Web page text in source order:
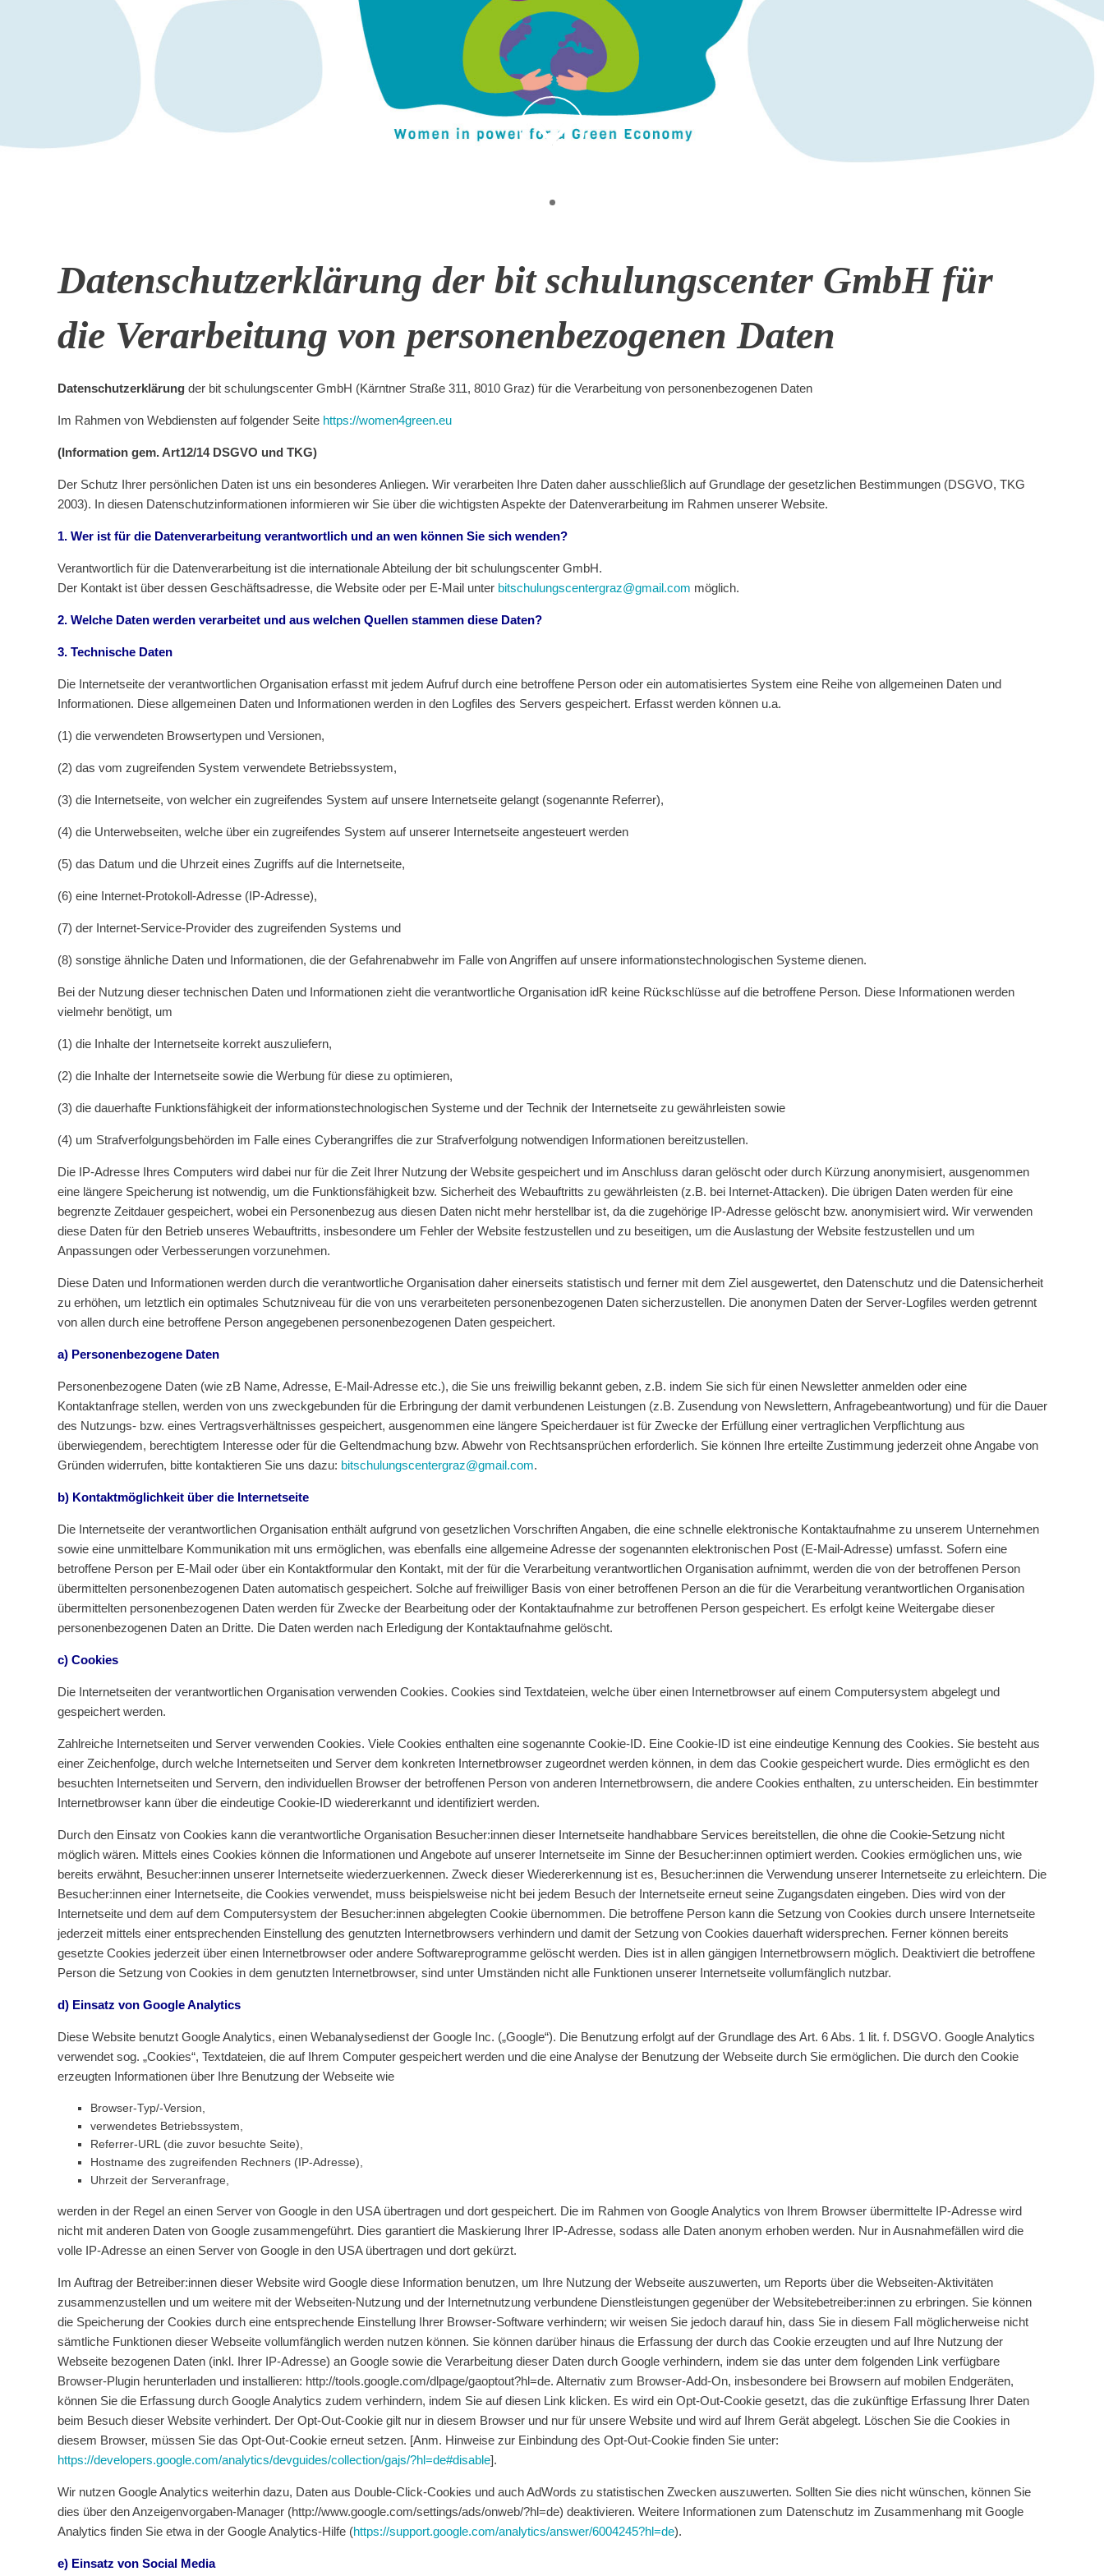
Datenschutzerklärung der bit schulungscenter GmbH für
die Verarbeitung von personenbezogenen Daten
Datenschutzerklärung der bit schulungscenter GmbH (Kärntner Straße 311, 8010 Graz) für die Verarbeitung von personenbezogenen Daten
Im Rahmen von Webdiensten auf folgender Seite https://women4green.eu
(Information gem. Art12/14 DSGVO und TKG)
Der Schutz Ihrer persönlichen Daten ist uns ein besonderes Anliegen. Wir verarbeiten Ihre Daten daher ausschließlich auf Grundlage der gesetzlichen Bestimmungen (DSGVO, TKG
2003). In diesen Datenschutzinformationen informieren wir Sie über die wichtigsten Aspekte der Datenverarbeitung im Rahmen unserer Website.
1. Wer ist für die Datenverarbeitung verantwortlich und an wen können Sie sich wenden?
Verantwortlich für die Datenverarbeitung ist die internationale Abteilung der bit schulungscenter GmbH.
Der Kontakt ist über dessen Geschäftsadresse, die Website oder per E-Mail unter bitschulungscentergraz@gmail.com möglich.
2. Welche Daten werden verarbeitet und aus welchen Quellen stammen diese Daten?
3. Technische Daten
Die Internetseite der verantwortlichen Organisation erfasst mit jedem Aufruf durch eine betroffene Person oder ein automatisiertes System eine Reihe von allgemeinen Daten und
Informationen. Diese allgemeinen Daten und Informationen werden in den Logfiles des Servers gespeichert. Erfasst werden können u.a.
(1) die verwendeten Browsertypen und Versionen,
(2) das vom zugreifenden System verwendete Betriebssystem,
(3) die Internetseite, von welcher ein zugreifendes System auf unsere Internetseite gelangt (sogenannte Referrer),
(4) die Unterwebseiten, welche über ein zugreifendes System auf unserer Internetseite angesteuert werden
(5) das Datum und die Uhrzeit eines Zugriffs auf die Internetseite,
(6) eine Internet-Protokoll-Adresse (IP-Adresse),
(7) der Internet-Service-Provider des zugreifenden Systems und
(8) sonstige ähnliche Daten und Informationen, die der Gefahrenabwehr im Falle von Angriffen auf unsere informationstechnologischen Systeme dienen.
Bei der Nutzung dieser technischen Daten und Informationen zieht die verantwortliche Organisation idR keine Rückschlüsse auf die betroffene Person. Diese Informationen werden
vielmehr benötigt, um
(1) die Inhalte der Internetseite korrekt auszuliefern,
(2) die Inhalte der Internetseite sowie die Werbung für diese zu optimieren,
(3) die dauerhafte Funktionsfähigkeit der informationstechnologischen Systeme und der Technik der Internetseite zu gewährleisten sowie
(4) um Strafverfolgungsbehörden im Falle eines Cyberangriffes die zur Strafverfolgung notwendigen Informationen bereitzustellen.
Die IP-Adresse Ihres Computers wird dabei nur für die Zeit Ihrer Nutzung der Website gespeichert und im Anschluss daran gelöscht oder durch Kürzung anonymisiert, ausgenommen
eine längere Speicherung ist notwendig, um die Funktionsfähigkeit bzw. Sicherheit des Webauftritts zu gewährleisten (z.B. bei Internet-Attacken). Die übrigen Daten werden für eine
begrenzte Zeitdauer gespeichert, wobei ein Personenbezug aus diesen Daten nicht mehr herstellbar ist, da die zugehörige IP-Adresse gelöscht bzw. anonymisiert wird. Wir verwenden
diese Daten für den Betrieb unseres Webauftritts, insbesondere um Fehler der Website festzustellen und zu beseitigen, um die Auslastung der Website festzustellen und um
Anpassungen oder Verbesserungen vorzunehmen.
Diese Daten und Informationen werden durch die verantwortliche Organisation daher einerseits statistisch und ferner mit dem Ziel ausgewertet, den Datenschutz und die Datensicherheit
zu erhöhen, um letztlich ein optimales Schutzniveau für die von uns verarbeiteten personenbezogenen Daten sicherzustellen. Die anonymen Daten der Server-Logfiles werden getrennt
von allen durch eine betroffene Person angegebenen personenbezogenen Daten gespeichert.
a) Personenbezogene Daten
Personenbezogene Daten (wie zB Name, Adresse, E-Mail-Adresse etc.), die Sie uns freiwillig bekannt geben, z.B. indem Sie sich für einen Newsletter anmelden oder eine
Kontaktanfrage stellen, werden von uns zweckgebunden für die Erbringung der damit verbundenen Leistungen (z.B. Zusendung von Newslettern, Anfragebeantwortung) und für die Dauer
des Nutzungs- bzw. eines Vertragsverhältnisses gespeichert, ausgenommen eine längere Speicherdauer ist für Zwecke der Erfüllung einer vertraglichen Verpflichtung aus
überwiegendem, berechtigtem Interesse oder für die Geltendmachung bzw. Abwehr von Rechtsansprüchen erforderlich. Sie können Ihre erteilte Zustimmung jederzeit ohne Angabe von
Gründen widerrufen, bitte kontaktieren Sie uns dazu: bitschulungscentergraz@gmail.com.
b) Kontaktmöglichkeit über die Internetseite
Die Internetseite der verantwortlichen Organisation enthält aufgrund von gesetzlichen Vorschriften Angaben, die eine schnelle elektronische Kontaktaufnahme zu unserem Unternehmen
sowie eine unmittelbare Kommunikation mit uns ermöglichen, was ebenfalls eine allgemeine Adresse der sogenannten elektronischen Post (E-Mail-Adresse) umfasst. Sofern eine
betroffene Person per E-Mail oder über ein Kontaktformular den Kontakt, mit der für die Verarbeitung verantwortlichen Organisation aufnimmt, werden die von der betroffenen Person
übermittelten personenbezogenen Daten automatisch gespeichert. Solche auf freiwilliger Basis von einer betroffenen Person an die für die Verarbeitung verantwortlichen Organisation
übermittelten personenbezogenen Daten werden für Zwecke der Bearbeitung oder der Kontaktaufnahme zur betroffenen Person gespeichert. Es erfolgt keine Weitergabe dieser
personenbezogenen Daten an Dritte. Die Daten werden nach Erledigung der Kontaktaufnahme gelöscht.
c) Cookies
Die Internetseiten der verantwortlichen Organisation verwenden Cookies. Cookies sind Textdateien, welche über einen Internetbrowser auf einem Computersystem abgelegt und
gespeichert werden.
Zahlreiche Internetseiten und Server verwenden Cookies. Viele Cookies enthalten eine sogenannte Cookie-ID. Eine Cookie-ID ist eine eindeutige Kennung des Cookies. Sie besteht aus
einer Zeichenfolge, durch welche Internetseiten und Server dem konkreten Internetbrowser zugeordnet werden können, in dem das Cookie gespeichert wurde. Dies ermöglicht es den
besuchten Internetseiten und Servern, den individuellen Browser der betroffenen Person von anderen Internetbrowsern, die andere Cookies enthalten, zu unterscheiden. Ein bestimmter
Internetbrowser kann über die eindeutige Cookie-ID wiedererkannt und identifiziert werden.
Durch den Einsatz von Cookies kann die verantwortliche Organisation Besucher:innen dieser Internetseite handhabbare Services bereitstellen, die ohne die Cookie-Setzung nicht
möglich wären. Mittels eines Cookies können die Informationen und Angebote auf unserer Internetseite im Sinne der Besucher:innen optimiert werden. Cookies ermöglichen uns, wie
bereits erwähnt, Besucher:innen unserer Internetseite wiederzuerkennen. Zweck dieser Wiedererkennung ist es, Besucher:innen die Verwendung unserer Internetseite zu erleichtern. Die
Besucher:innen einer Internetseite, die Cookies verwendet, muss beispielsweise nicht bei jedem Besuch der Internetseite erneut seine Zugangsdaten eingeben. Dies wird von der
Internetseite und dem auf dem Computersystem der Besucher:innen abgelegten Cookie übernommen. Die betroffene Person kann die Setzung von Cookies durch unsere Internetseite
jederzeit mittels einer entsprechenden Einstellung des genutzten Internetbrowsers verhindern und damit der Setzung von Cookies dauerhaft widersprechen. Ferner können bereits
gesetzte Cookies jederzeit über einen Internetbrowser oder andere Softwareprogramme gelöscht werden. Dies ist in allen gängigen Internetbrowsern möglich. Deaktiviert die betroffene
Person die Setzung von Cookies in dem genutzten Internetbrowser, sind unter Umständen nicht alle Funktionen unserer Internetseite vollumfänglich nutzbar.
d) Einsatz von Google Analytics
Diese Website benutzt Google Analytics, einen Webanalysedienst der Google Inc. („Google“). Die Benutzung erfolgt auf der Grundlage des Art. 6 Abs. 1 lit. f. DSGVO. Google Analytics
verwendet sog. „Cookies“, Textdateien, die auf Ihrem Computer gespeichert werden und die eine Analyse der Benutzung der Webseite durch Sie ermöglichen. Die durch den Cookie
erzeugten Informationen über Ihre Benutzung der Webseite wie
Browser-Typ/-Version,
verwendetes Betriebssystem,
Referrer-URL (die zuvor besuchte Seite),
Hostname des zugreifenden Rechners (IP-Adresse),
Uhrzeit der Serveranfrage,
werden in der Regel an einen Server von Google in den USA übertragen und dort gespeichert. Die im Rahmen von Google Analytics von Ihrem Browser übermittelte IP-Adresse wird
nicht mit anderen Daten von Google zusammengeführt. Dies garantiert die Maskierung Ihrer IP-Adresse, sodass alle Daten anonym erhoben werden. Nur in Ausnahmefällen wird die
volle IP-Adresse an einen Server von Google in den USA übertragen und dort gekürzt.
Im Auftrag der Betreiber:innen dieser Website wird Google diese Information benutzen, um Ihre Nutzung der Webseite auszuwerten, um Reports über die Webseiten-Aktivitäten
zusammenzustellen und um weitere mit der Webseiten-Nutzung und der Internetnutzung verbundene Dienstleistungen gegenüber der Websitebetreiber:innen zu erbringen. Sie können
die Speicherung der Cookies durch eine entsprechende Einstellung Ihrer Browser-Software verhindern; wir weisen Sie jedoch darauf hin, dass Sie in diesem Fall möglicherweise nicht
sämtliche Funktionen dieser Webseite vollumfänglich werden nutzen können. Sie können darüber hinaus die Erfassung der durch das Cookie erzeugten und auf Ihre Nutzung der
Webseite bezogenen Daten (inkl. Ihrer IP-Adresse) an Google sowie die Verarbeitung dieser Daten durch Google verhindern, indem sie das unter dem folgenden Link verfügbare
Browser-Plugin herunterladen und installieren: http://tools.google.com/dlpage/gaoptout?hl=de. Alternativ zum Browser-Add-On, insbesondere bei Browsern auf mobilen Endgeräten,
können Sie die Erfassung durch Google Analytics zudem verhindern, indem Sie auf diesen Link klicken. Es wird ein Opt-Out-Cookie gesetzt, das die zukünftige Erfassung Ihrer Daten
beim Besuch dieser Website verhindert. Der Opt-Out-Cookie gilt nur in diesem Browser und nur für unsere Website und wird auf Ihrem Gerät abgelegt. Löschen Sie die Cookies in
diesem Browser, müssen Sie das Opt-Out-Cookie erneut setzen. [Anm. Hinweise zur Einbindung des Opt-Out-Cookie finden Sie unter:
https://developers.google.com/analytics/devguides/collection/gajs/?hl=de#disable].
Wir nutzen Google Analytics weiterhin dazu, Daten aus Double-Click-Cookies und auch AdWords zu statistischen Zwecken auszuwerten. Sollten Sie dies nicht wünschen, können Sie
dies über den Anzeigenvorgaben-Manager (http://www.google.com/settings/ads/onweb/?hl=de) deaktivieren. Weitere Informationen zum Datenschutz im Zusammenhang mit Google
Analytics finden Sie etwa in der Google Analytics-Hilfe (https://support.google.com/analytics/answer/6004245?hl=de).
e) Einsatz von Social Media